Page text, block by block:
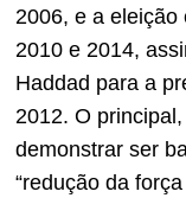
2006, e a eleição
2010 e 2014,
Haddad para a
2012. O
demonstrar ser
“redução da